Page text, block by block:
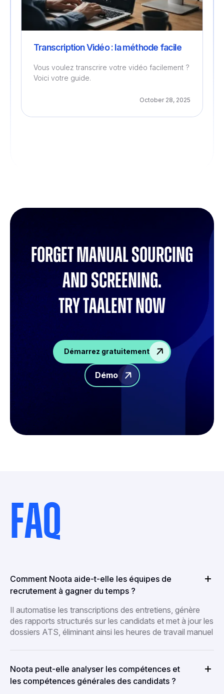
Transcription Vidéo : la méthode facile
Vous voulez transcrire votre vidéo facilement ?
Voici votre guide.
October 28, 2025
Forget manual sourcing
and screening.
try Taalent now
Démarrez gratuitement
Démo
FAQ
Comment Noota aide-t-elle les équipes de
recrutement à gagner du temps ?
Il automatise les transcriptions des entretiens, génère
des rapports structurés sur les candidats et met à jour les
dossiers ATS, éliminant ainsi les heures de travail manuel
Noota peut-elle analyser les compétences et
les compétences générales des candidats ?